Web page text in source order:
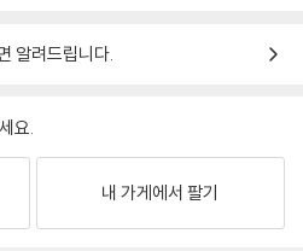
알려드립니다.
요.
내 가게에서 팔기